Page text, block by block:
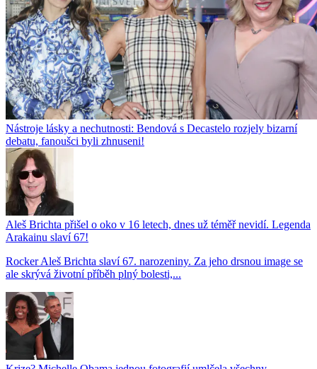
Nástroje lásky a nechutnosti: Bendová s Decastelo rozjely bizarní
debatu, fanoušci byli zhnuseni!
Aleš Brichta přišel o oko v 16 letech, dnes už téměř nevidí. Legenda
Arakainu slaví 67!
Rocker Aleš Brichta slaví 67. narozeniny. Za jeho drsnou image se
ale skrývá životní příběh plný bolesti,...